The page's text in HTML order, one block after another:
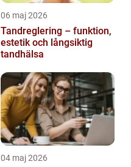
06 maj 2026
Tandreglering – funktion,
estetik och långsiktig
tandhälsa
04 maj 2026